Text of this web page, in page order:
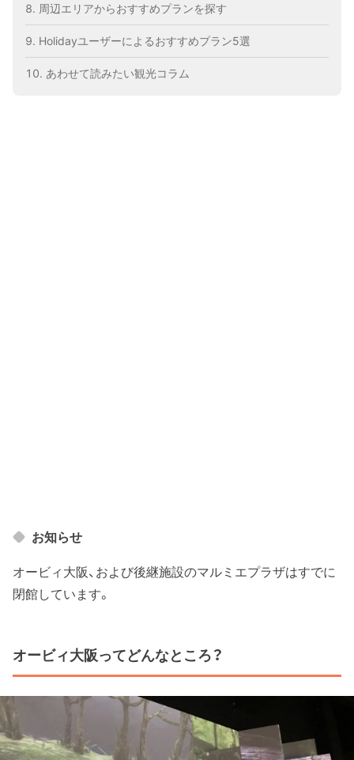
周辺エリアからおすすめプランを探す
Holidayユーザーによるおすすめプラン5選
あわせて読みたい観光コラム
お知らせ
オービィ大阪、および後継施設のマルミエプラザはすでに
閉館しています。
オービィ大阪ってどんなところ？